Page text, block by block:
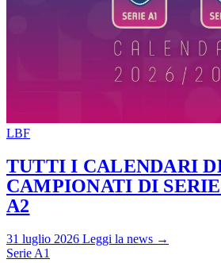
LBF
TUTTI I CALENDARI
CAMPIONATI DI
A2
31 luglio 2026 Leggi la news →
Serie A1